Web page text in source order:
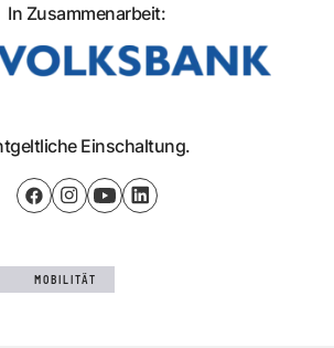
In Zusammenarbeit:
Einschaltung.
MOBILITÄT